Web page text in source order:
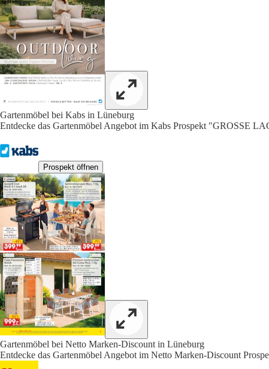
Gartenmöbel bei Kabs in Lüneburg
Entdecke das Gartenmöbel Angebot im Kabs Prospekt "GROSSE
Prospekt öffnen
Gartenmöbel bei Netto Marken-Discount in Lüneburg
Entdecke das Gartenmöbel Angebot im Netto Marken-Discount